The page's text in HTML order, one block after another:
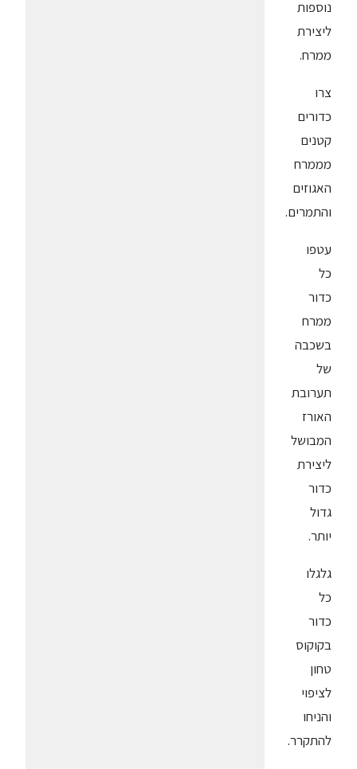
נוספות
ליצירת
ממרח.
צרו
כדורים
קטנים
מממרח
האגוזים
והתמרים.
עטפו
כל
כדור
ממרח
בשכבה
של
תערובת
האורז
המבושל
ליצירת
כדור
גדול
יותר.
גלגלו
כל
כדור
בקוקוס
טחון
לציפוי
והניחו
להתקרר.